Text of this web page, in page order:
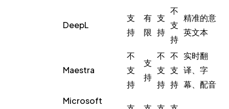
DeepL
支
持
有
限
支
持
不
支
持
精准的意
英文本
Maestra
不
支
持
支
持
不
支
持
不
支
持
实时翻
译、字
幕、配音
Microsoft